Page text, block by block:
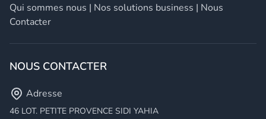
Qui sommes nous | Nos solutions business | Nous
Contacter
NOUS CONTACTER
Adresse
46 LOT. PETITE PROVENCE SIDI YAHIA